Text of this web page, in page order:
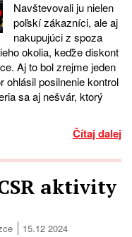
Navštevovali ju nielen
poľskí zákazníci, ale aj
nakupujúci z spoza
okolia, keďže diskont
Aj to bol zrejme jeden
posilnenie kontrol
sa aj nešvár, ktorý
Čítaj dalej
aktivity
15.12 2024